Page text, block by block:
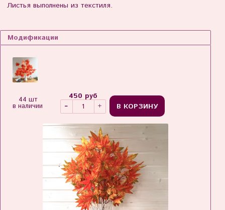
Листья выполнены из текстиля.
Модификации
44 шт
в наличии
450 руб
В КОРЗИНУ